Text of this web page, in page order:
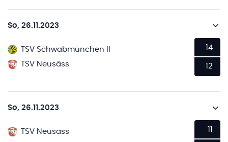
So, 26.11.2023
TSV Schwabmünchen II
TSV Neusäss
14
12
So, 26.11.2023
TSV Neusäss